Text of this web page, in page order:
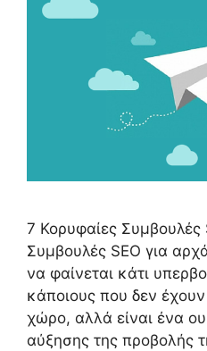
7 Κορυφαίες Συμβουλές
Συμβουλές SEO για
να φαίνεται κάτι
κάποιους που δεν
χώρο, αλλά είναι ένα
αύξησης της προβολής